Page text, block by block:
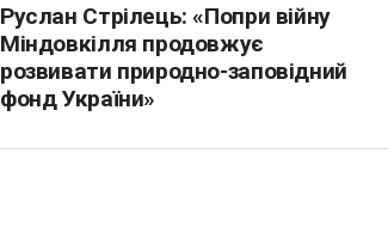
Руслан Стрілець: «Попри війну
Міндовкілля продовжує
розвивати природно-заповідний
фонд України»